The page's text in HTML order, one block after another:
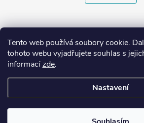
Tento web používá soubory cookie.
tohoto webu vyjadřujete souhlas s
informacízde.
Nastavení
Copyright 2026Style4.cz. Všechna